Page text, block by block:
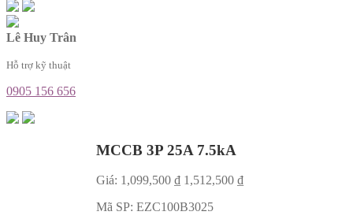
Lê Huy Trân
Hỗ trợ kỹ thuật
0905 156 656
MCCB 3P 25A 7.5kA
Giá: 1,099,500 ₫ 1,512,500 ₫
Mã SP: EZC100B3025